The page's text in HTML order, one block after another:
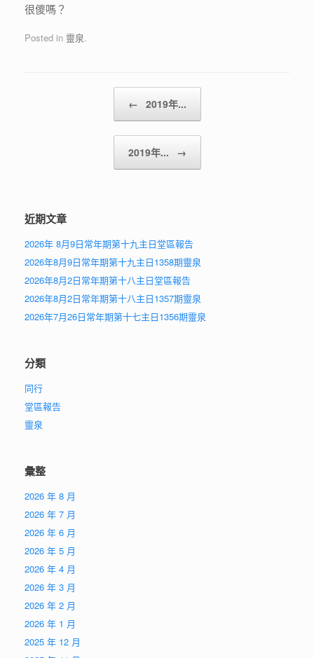
很儍嗎？
Posted in 靈泉.
Post navigation
← 2019年...
2019年... →
近期文章
2026年 8月9日常年期第十九主日堂區報告
2026年8月9日常年期第十九主日1358期靈泉
2026年8月2日常年期第十八主日堂區報告
2026年8月2日常年期第十八主日1357期靈泉
2026年7月26日常年期第十七主日1356期靈泉
分類
同行
堂區報告
靈泉
彙整
2026 年 8 月
2026 年 7 月
2026 年 6 月
2026 年 5 月
2026 年 4 月
2026 年 3 月
2026 年 2 月
2026 年 1 月
2025 年 12 月